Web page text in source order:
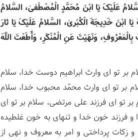
عَلَیْکَ یَا ابْنَ مُحَمَّدٍ الْمُصْطَفیٰ، السَّلامُ
ابْنَ خَدِیجَةَ الْکُبْریٰ، السَّلامُ عَلَیْکَ یَا ثارَ
بِالْمَعْرُوفِ، وَنَهَیْتَ عَنِ الْمُنْکَرِ، وَأَطَعْتَ اللّٰهَ
بر تو ای وارث ابراهیم دوست خدا، سلام
بر تو ای وارث محمّد محبوب خدا، سلام
تو ای فرزند علی مرتضی، سلام بر تو ای
و فرزند خون خدا و تنهای به خون غلطیده
زکات پرداختی و امر به معروف و نهی از